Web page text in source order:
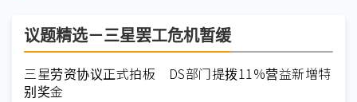
议题精选－三星罢工危机暂缓
三星劳资协议正式拍板 DS部门提拨11%营益新增特
别奖金